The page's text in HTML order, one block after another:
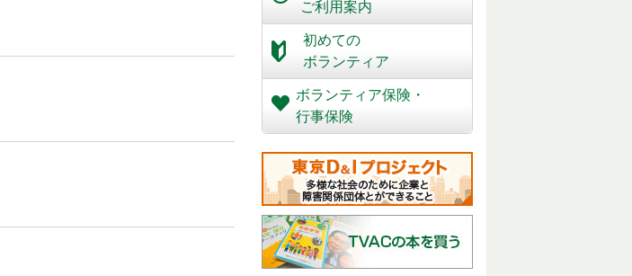
ご利用案内
初めての
ボランティア
ボランティア保険・
行事保険